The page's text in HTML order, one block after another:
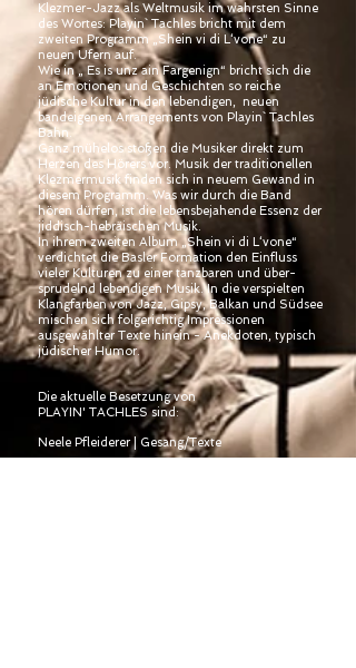
Klezmer-Jazz als Weltmusik im wahrsten Sinne
des Wortes: Playin` Tachles bricht mit dem
zweiten Programm „Shein vi di L‘vone“ zu
neuen Ufern auf.
Wie in „ Es is unz ain Fargenign“ bricht sich die
an Emotionen und Geschichten so reiche
jüdische Kultur in den lebendigen, neuen
bandeigenen Arrangements von Playin` Tachles
Bahn.
Ganz mühelos stoßen die Musiker direkt zum
Herzen des Hörers vor. Musik der traditionellen
Klezmermusik finden sich in neuem Gewand in
diesem Programm. Was wir durch die Band
hören dürfen, ist die lebensbejahende Essenz der
jiddisch-hebräischen Musik.
In ihrem zweiten Album „Shein vi di L‘vone“
verdichtet die Basler Formation den Einfluss
vieler Kulturen zu einer tanzbaren und über-
sprudelnd lebendigen Musik. In die verspielten
Klangfarben von Jazz, Gipsy, Balkan und Südsee
mischen sich folgerichtig Impressionen
ausgewählter Texte hinein - Anekdoten, typisch
jüdischer Humor.
Die aktuelle Besetzung von
PLAYIN' TACHLES sind:
Neele Pfleiderer | Gesang/Texte